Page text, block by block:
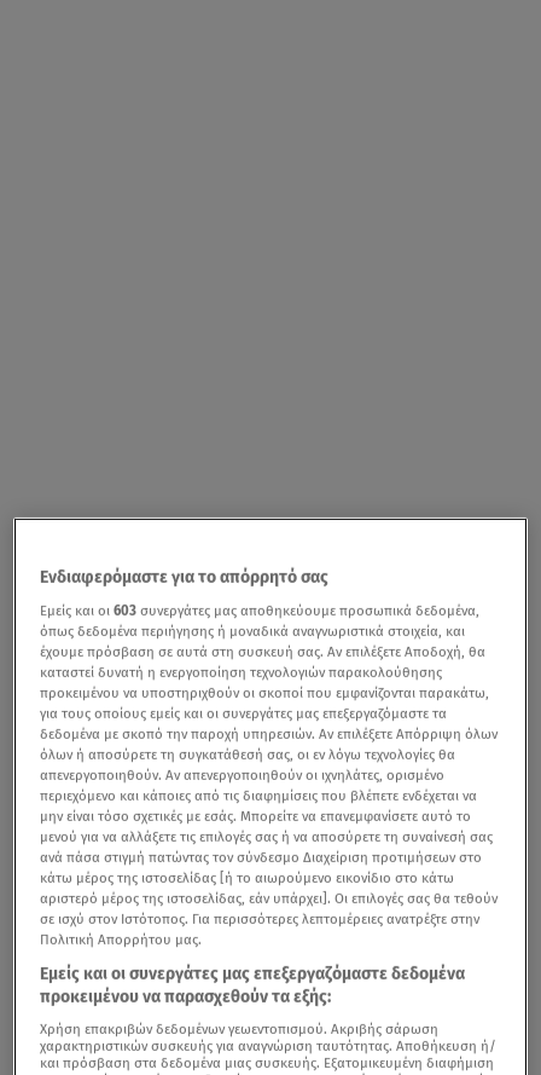
Η Ελάτη Τρικάλων αποτελεί δημοφιλή προορισμό όλο τον χρόνο! / βίντεο
Alpha
Κάποιοι τη χαρακτηρίζουν ως τη «δεύτερηΑράχωβα
της Ελλάδας, άλλοι ως την «Ελβετία» της χώρας μας...
Ένα είναι το σίγουρο: Μία τριήμερη
ιδιαίτερη Ελάτη, η οποία βρίσκεται μία ανάσα από τα
Τρίκαλα, θα σας αφήσει με τις καλύτερες εντυπώσεις,
αφού αποτελεί έναν από τους πιο δημοφιλείς ορεινούς
προορισμούςγια τους φυσιολάτρεις και μία ιδανική
Ενδιαφερόμαστε για το απόρρητό σας
Εμείς και οι603 συνεργάτες μας αποθηκεύουμε προσωπικά δεδομένα,
όπως δεδομένα περιήγησης ή μοναδικά αναγνωριστικά στοιχεία, και
έχουμε πρόσβαση σε αυτά στη συσκευή σας. Αν επιλέξετε Αποδοχή, θα
καταστεί δυνατή η ενεργοποίηση τεχνολογιών παρακολούθησης
προκειμένου να υποστηριχθούν οι σκοποί που εμφανίζονται παρακάτω,
για τους οποίους εμείς και οι συνεργάτες μας επεξεργαζόμαστε τα
δεδομένα με σκοπό την παροχή υπηρεσιών. Αν επιλέξετε Απόρριψη όλων
όλων ή αποσύρετε τη συγκατάθεσή σας, οι εν λόγω τεχνολογίες θα
απενεργοποιηθούν. Αν απενεργοποιηθούν οι ιχνηλάτες, ορισμένο
περιεχόμενο και κάποιες από τις διαφημίσεις που βλέπετε ενδέχεται να
μην είναι τόσο σχετικές με εσάς. Μπορείτε να επανεμφανίσετε αυτό το
μενού για να αλλάξετε τις επιλογές σας ή να αποσύρετε τη συναίνεσή σας
ανά πάσα στιγμή πατώντας τον σύνδεσμο Διαχείριση προτιμήσεων στο
κάτω μέρος της ιστοσελίδας [ή το αιωρούμενο εικονίδιο στο κάτω
αριστερό μέρος της ιστοσελίδας, εάν υπάρχει]. Οι επιλογές σας θα τεθούν
σε ισχύ στον Ιστότοπος. Για περισσότερες λεπτομέρειες ανατρέξτε στην
Πολιτική Απορρήτου μας.
Εμείς και οι συνεργάτες μας επεξεργαζόμαστε δεδομένα
προκειμένου να παρασχεθούν τα εξής:
Χρήση επακριβών δεδομένων γεωεντοπισμού. Ακριβής σάρωση
χαρακτηριστικών συσκευής για αναγνώριση ταυτότητας. Αποθήκευση ή/
και πρόσβαση στα δεδομένα μιας συσκευής. Εξατομικευμένη διαφήμιση